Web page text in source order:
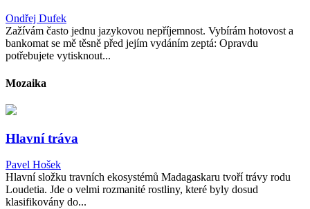
Ondřej Dufek
Zažívám často jednu jazykovou nepříjemnost. Vybírám hotovost a
bankomat se mě těsně před jejím vydáním zeptá: Opravdu
potřebujete vytisknout...
Mozaika
Hlavní tráva
Pavel Hošek
Hlavní složku travních ekosystémů Madagaskaru tvoří trávy rodu
Loudetia. Jde o velmi rozmanité rostliny, které byly dosud
klasifikovány do...